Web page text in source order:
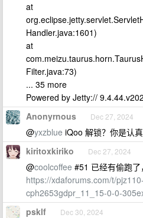
at
Handler.java:1601)
at
Filter.java:73)
... 35 more
Powered by Jetty://
Anonyrnous Dec 27, 2024
@yxzblue iQoo 解锁？你是认
kiritoxkiriko Dec 27, 2024
@coolcoffee #51 已经有偷跑
https://xdaforums.com/t/
cph2653gdpr_11_15-0-0-
psklf Dec 30, 2024